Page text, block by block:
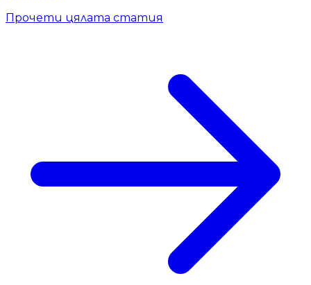
Прочети цялата статия